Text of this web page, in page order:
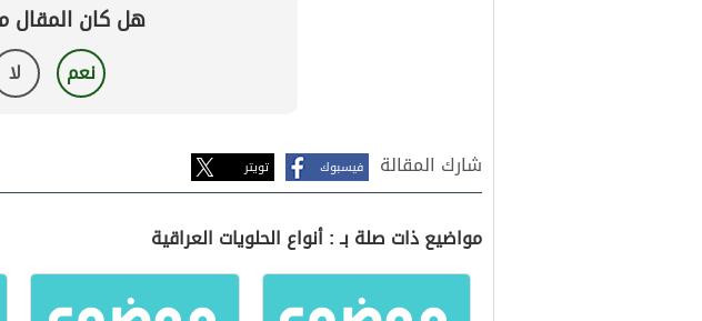
هل كان المقال
نعم لا
شارك المقالة فيسبوك تويتر
مواضيع ذات صلة بـ : أنواع الحلويات العراقية